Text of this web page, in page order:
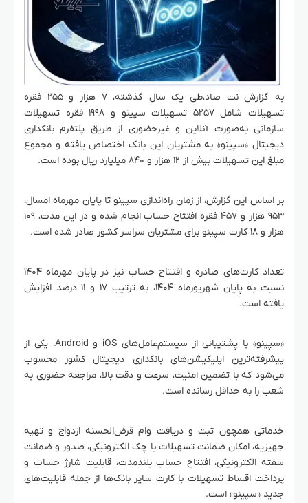
به گزارش نت صاد،طی یک سال گذشته، ۷ هزار و ۲۵۵ فقره
تسهیلات شامل ۵۲۵۷ تسهیلات سپینو و ۱۹۹۸ فقره تسهیلات
سازمانی به‌صورت آنلاین و غیرحضوری از طریق پلتفرم بانکداری
دیجیتال «سپینو» به مشتریان این بانک اختصاص یافته و مجموع
مبلغ این تسهیلات بیش از ۱۲ هزار و ۸۴۰ میلیارد ریال بوده است.
بر اساس این گزارش، از زمان راه‌اندازی سپینو تا پایان مهرماه امسال،
۹۵۳ هزار و ۴۵۷ فقره افتتاح حساب انجام شده و در این مدت، ۱۰۹
هزار و ۱۸ کارت سپینو برای مشتریان سراسر کشور صادر شده است.
تعداد کارت‌های صادره و افتتاح حساب نیز در پایان مهرماه ۱۴۰۴
نسبت به پایان شهریورماه ۱۴۰۴، به ترتیب ۱۷ و ۱۱ درصد افزایش
یافته است.
«سپینو» با پشتیبانی از سیستم‌عامل‌های iOS و Android، یکی از
پیشرفته‌ترین اپلیکیشن‌های بانکداری دیجیتال کشور محسوب
می‌شود که با تضمین امنیت، سرعت و دقت بالا، مراجعه حضوری به
شعب را به حداقل رسانده است.
خدماتی همچون ثبت و دریافت وام قرض‌الحسنه ازدواج و تهیه
جهیزیه، امکان ضمانت تسهیلات با چک الکترونیکی، صدور و ضمانت
سفته الکترونیکی، افتتاح حساب بلندمدت، قابلیت شارژ حساب و
پرداخت اقساط تسهیلات با کارت سایر بانک‌ها از جمله قابلیت‌های
جدید «سپینو» است.